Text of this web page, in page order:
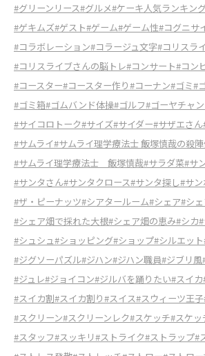
#グリーンリース#グルメ#ケーキ人気ランキン
#ゲキムズ#ゲスト#ゲーム#ゲーム性#コグニサ
#コラボレーション#コラージュ文字#コリスラ
#コリスライブさんの脳トレ#コンサート#コン
#コースター#コースター作り#コーナン#ゴミ#
#ゴミ箱#ゴムバンド体操#ゴルフ#ゴーヤチャ
#サイコロトーク#サイズ#サイダー#サザエさん
#サムライ#サムライ理学療法士 飯塚慎哉の殺
#サムライ理学療法士 飯塚慎哉#サラダ菜#サ
#サンタさん#サンタクロース#サンタ探し#サン
#ザ・ピーナッツ#シアタールーム#シェア#シ
#シェア畑で採れた大根#シェア畑の恵み#シカ
#シュシュ#ショッピング#ショップ#シルエット
#ジグソーパズル#ジハン#ジハン職員#ジブリ風
#ジュレ#ジョイコン#ジルバを踊りたい#スイカ
#スイカ割#スイカ割り#スイス#スウィーツ王子
#スクリーン#スクリーンレク#スケッチ#スケッ
#スタッフ#スッキリ#ストライク#ストラップ#